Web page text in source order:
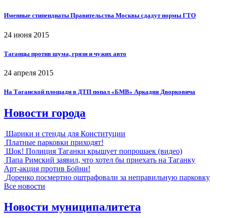
Именные стипендиаты Правительства Москвы сдадут нормы ГТО
24 июня 2015
Таганцы против шума, грязи и чужих авто
24 апреля 2015
На Таганской площади в ДТП попал «БМВ» Аркадия Дворковича
Новости города
Шарики и стенды для Конституции
Платные парковки приходят!
Шок! Полиция Таганки крышует попрошаек (видео)
Папа Римский заявил, что хотел бы приехать на Таганку
Арт-акция против Бойни!
Доренко посмертно оштрафовали за неправильную парковку
Все новости
Новости муниципалитета